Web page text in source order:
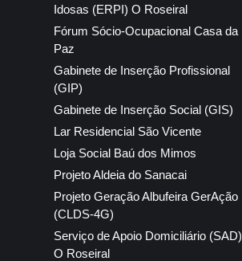
Idosas (ERPI) O Roseiral
Fórum Sócio-Ocupacional Casa da
Paz
Gabinete de Inserção Profissional
(GIP)
Gabinete de Inserção Social (GIS)
Lar Residencial São Vicente
Loja Social Baú dos Mimos
Projeto Aldeia do Sanacai
Projeto Geração Albufeira GerAção
(CLDS-4G)
Serviço de Apoio Domiciliário (SAD)
O Roseiral